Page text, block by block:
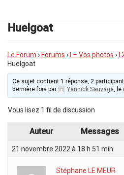
au
contenu
Huelgoat
Le Forum › Forums › I – Vos photos ›
Huelgoat
Ce sujet contient 1 réponse, 2
dernière fois par
Yannick Sauvage, le
Vous lisez 1 fil de discussion
Auteur Messages
21 novembre 2022 à 18 h 51 min
Stéphane LE MEUR